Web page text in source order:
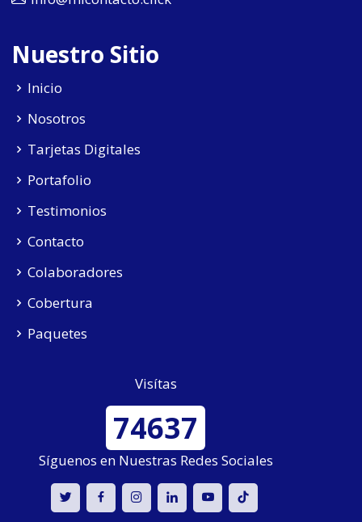
Nuestro Sitio
Inicio
Nosotros
Tarjetas Digitales
Portafolio
Testimonios
Contacto
Colaboradores
Cobertura
Paquetes
Visítas
74637
Síguenos en Nuestras Redes Sociales